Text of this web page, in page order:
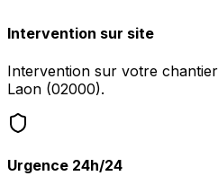
Intervention sur site
Intervention sur votre
Laon (02000).
Urgence 24h/24